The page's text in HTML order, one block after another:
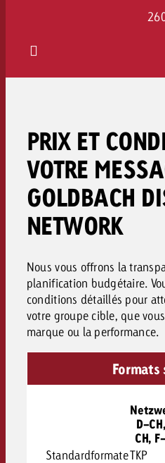
PRIX ET
VOTRE
GOLDBACH
NETWORK
Nous vous offrons la
planification budgétaire.
conditions détaillés pour
votre groupe cible, que
marque ou la performance.
Formats
D-
CH,
StandardformateTKP